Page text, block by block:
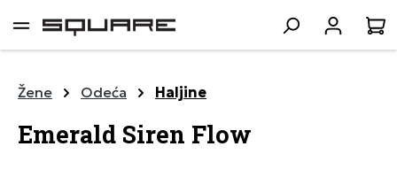
sadržaj
Žene Odeća Haljine
Emerald Siren Flow